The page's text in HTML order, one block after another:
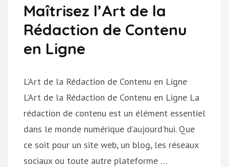
Maîtrisez l’Art de la
Rédaction de Contenu
en Ligne
L’Art de la Rédaction de Contenu en Ligne
L’Art de la Rédaction de Contenu en Ligne La
rédaction de contenu est un élément essentiel
dans le monde numérique d’aujourd’hui. Que
ce soit pour un site web, un blog, les réseaux
sociaux ou toute autre plateforme …